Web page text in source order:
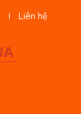
Liên hệ